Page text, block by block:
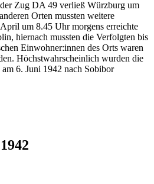
Zug DA 49 verließ Würzburg um
Orten mussten weitere
um 8.45 Uhr morgens erreichte
hiernach mussten die Verfolgten bis
Einwohner:innen des Orts waren
Höchstwahrscheinlich wurden die
6. Juni 1942 nach Sobibor